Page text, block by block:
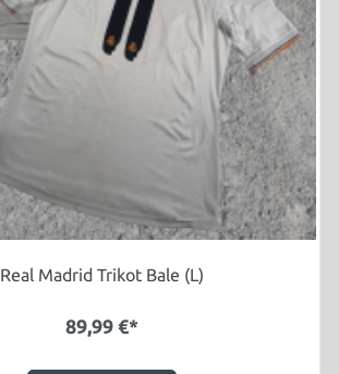
Real Madrid Trikot Bale (L)
89,99 €*